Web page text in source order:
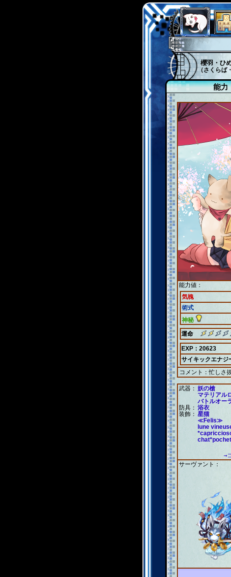
櫻羽・ひ
（さくらば
能力
能力値：
気魄
術式
神秘
運命
EXP：20623
サイキックエナジ
コメント：忙しさ
武器： 妖の槍
マテリアル
バトルオー
防具： 浴衣
装飾：星猫
≪Felis≫
lune
→
サーヴァント：